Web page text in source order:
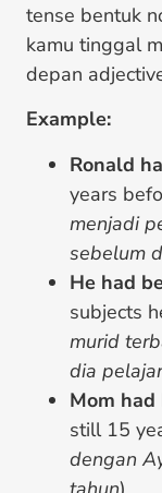
tense bentuk
kamu tinggal
depan
Example:
Ronald
years
menjadi
sebelum
He had
subjects
murid
dia
Mom
still 15
dengan